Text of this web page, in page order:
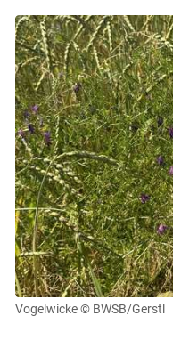
Vogelwicke © BWSB/Gerstl